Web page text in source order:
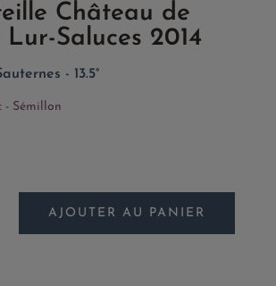
Château de
Lur-Saluces 2014
- 13.5°
- Sémillon
AJOUTER AU PANIER